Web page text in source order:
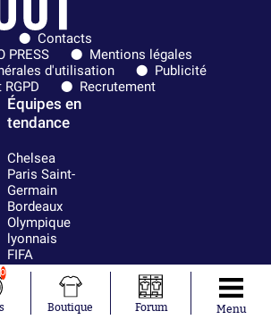
Contacts
PRESS
Mentions légales
d'utilisation
Publicité
Recrutement
Équipes en
tendance
Chelsea
Paris Saint-
Germain
Bordeaux
Olympique
lyonnais
FIFA
Real Madrid
RC Strasbourg
AC Milan
France
0
Boutique Forum Menu